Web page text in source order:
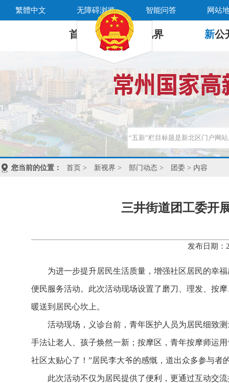
繁體中文 无障碍浏览 智能问答 网站
首 页 新 视界 新公
您当前的位置： 首页 > 新视界 > 部门动态 > 团委 > 内容
三井街道团工委开
发布日期：
为进一步提升居民生活质量，增强社区居民的幸
便民服务活动。此次活动现场设置了磨刀、理发、按
暖送到居民心坎上。
活动现场，义诊台前，青年医护人员为居民细致
手法让老人、孩子焕然一新；按摩区，青年按摩师运
社区太贴心了！”居民李大爷的感慨，道出众多参与者
此次活动不仅为居民提供了便利，更通过互动交